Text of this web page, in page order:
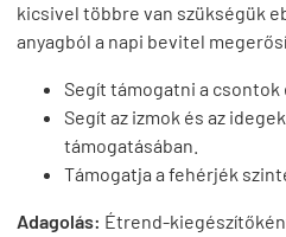
kicsivel többre van szükségük
anyagból a napi bevitel
Segít támogatni a csontok
Segít az izmok és az
támogatásában.
Támogatja a fehérjék
Adagolás: Étrend-